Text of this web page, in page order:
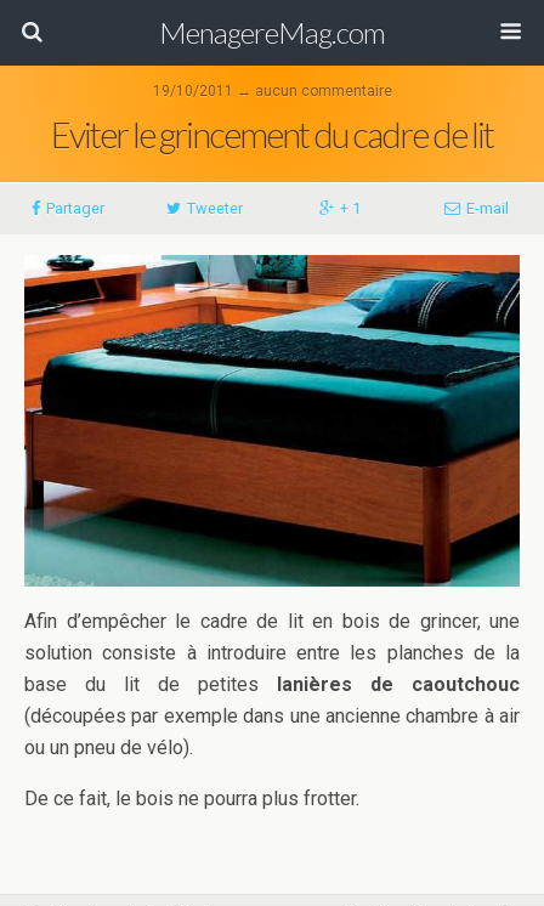
MenagereMag.com
19/10/2011 ↔ aucun commentaire
Eviter le grincement du cadre de lit
Partager Tweeter + 1 E-mail
Afin d’empêcher le cadre de lit en bois de grincer, une
solution consiste à introduire entre les planches de la
base du lit de petites lanières de caoutchouc
(découpées par exemple dans une ancienne chambre à air
ou un pneu de vélo).
De ce fait, le bois ne pourra plus frotter.